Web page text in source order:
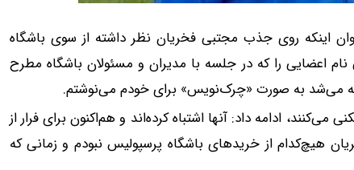
اینکه روی جذب مجتبی فخریان نظر داشته از سوی باشگاه
اعضایی را که در جلسه با مدیران و مسئولان باشگاه مطرح
می‌شد به صورت «چرک‌نویس» برای خودم می‌نوشتم.
ادامه داد: آنها اشتباه کرده‌اند و هم‌اکنون برای فرار از
هیچ‌کدام از خریدهای باشگاه پرسپولیس نبودم و زمانی که